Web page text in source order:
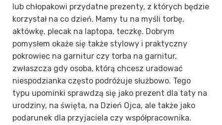
lub chłopakowi przydatne prezenty, z których będzie
korzystał na co dzień. Mamy tu na myśli torbę,
aktówkę, plecak na laptopa, teczkę. Dobrym
pomysłem okaże się także stylowy i praktyczny
pokrowiec na garnitur czy torba na garnitur,
zwłaszcza gdy osoba, którą chcesz uradować
niespodzianka często podróżuje służbowo. Tego
typu upominki sprawdzą się jako prezent dla taty na
urodziny, na święta, na Dzień Ojca, ale także jako
podarunek dla przyjaciela czy współpracownika.